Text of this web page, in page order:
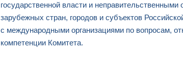
государственной власти и неправительственными
зарубежных стран, городов и субъектов
с международными организациями по вопросам,
компетенции Комитета.